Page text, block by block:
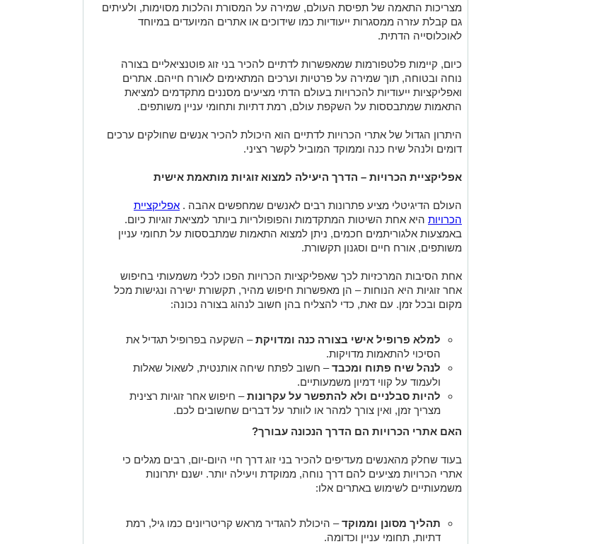
מצריכות התאמה של תפיסת העולם, שמירה על המסורת והלכות מסוימות, ולעיתים
גם קבלת עזרה ממסגרות ייעודיות כמו שידוכים או אתרים המיועדים במיוחד
לאוכלוסייה הדתית.
כיום, קיימות פלטפורמות שמאפשרות לדתיים להכיר בני זוג פוטנציאליים בצורה
נוחה ובטוחה, תוך שמירה על פרטיות וערכים המתאימים לאורח חייהם. אתרים
ואפליקציות ייעודיות להכרויות בעולם הדתי מציעים מסננים מתקדמים למציאת
התאמות שמתבססות על השקפת עולם, רמת דתיות ותחומי עניין משותפים.
היתרון הגדול של אתרי הכרויות לדתיים הוא היכולת להכיר אנשים שחולקים ערכים
דומים ולנהל שיח כנה וממוקד המוביל לקשר רציני.
אפליקציית הכרויות – הדרך היעילה למצוא זוגיות מותאמת אישית
העולם הדיגיטלי מציע פתרונות רבים לאנשים שמחפשים אהבה . אפליקציית
הכרויות היא אחת השיטות המתקדמות והפופולריות ביותר למציאת זוגיות כיום.
באמצעות אלגוריתמים חכמים, ניתן למצוא התאמות שמתבססות על תחומי עניין
משותפים, אורח חיים וסגנון תקשורת.
אחת הסיבות המרכזיות לכך שאפליקציות הכרויות הפכו לכלי משמעותי בחיפוש
אחר זוגיות היא הנוחות – הן מאפשרות חיפוש מהיר, תקשורת ישירה ונגישות מכל
מקום ובכל זמן. עם זאת, כדי להצליח בהן חשוב לנהוג בצורה נכונה:
למלא פרופיל אישי בצורה כנה ומדויקת – השקעה בפרופיל תגדיל את
הסיכוי להתאמות מדויקות.
לנהל שיח פתוח ומכבד – חשוב לפתח שיחה אותנטית, לשאול שאלות
ולעמוד על קווי דמיון משמעותיים.
להיות סבלניים ולא להתפשר על עקרונות – חיפוש אחר זוגיות רצינית
מצריך זמן, ואין צורך למהר או לוותר על דברים שחשובים לכם.
האם אתרי הכרויות הם הדרך הנכונה עבורך?
בעוד שחלק מהאנשים מעדיפים להכיר בני זוג דרך חיי היום-יום, רבים מגלים כי
אתרי הכרויות מציעים להם דרך נוחה, ממוקדת ויעילה יותר. ישנם יתרונות
משמעותיים לשימוש באתרים אלו:
תהליך מסונן וממוקד – היכולת להגדיר מראש קריטריונים כמו גיל, רמת
דתיות, תחומי עניין וכדומה.